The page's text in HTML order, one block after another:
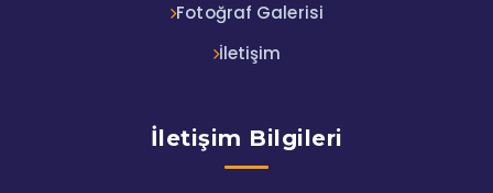
Fotoğraf Galerisi
İletişim
İletişim Bilgileri